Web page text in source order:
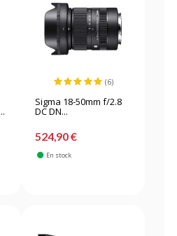
(6)
Sigma 18-50mm f/2.8
DC DN...
524,90 €
En stock